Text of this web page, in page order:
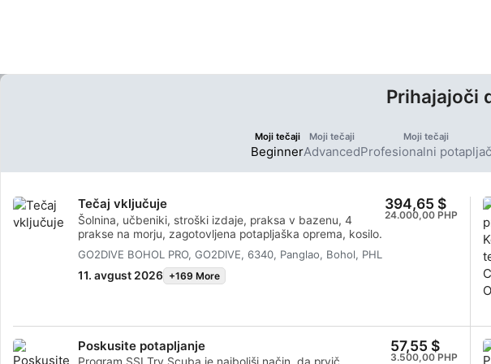
Prihajajoči
Moji tečaji
Beginner
Moji tečaji
Advanced
Moji tečaji
Profesionalni potapljač
Tečaj vključuje
Šolnina, učbeniki, stroški izdaje, praksa v bazenu, 4
prakse na morju, zagotovljena potapljaška oprema, kosilo.
GO2DIVE BOHOL PRO, GO2DIVE, 6340, Panglao, Bohol, PHL
11. avgust 2026 +169 More
394,65 $
24.000,00 PHP
Poskusite potapljanje 57,55 $
3.500,00 PHP